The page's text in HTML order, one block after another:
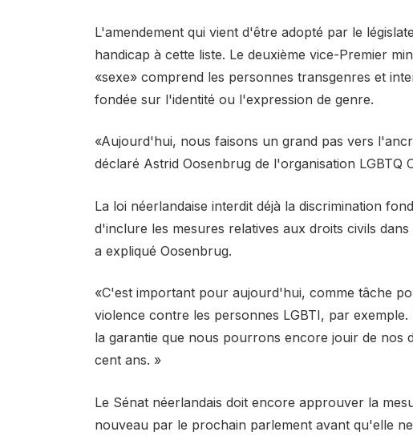
L'amendement qui vient d'être adopté par le
handicap à cette liste. Le deuxième vice-Premier
«sexe» comprend les personnes transgenres et
fondée sur l'identité ou l'expression de genre.
«Aujourd'hui, nous faisons un grand pas vers
déclaré Astrid Oosenbrug de l'organisation LGBTQ
La loi néerlandaise interdit déjà la discrimination
d'inclure les mesures relatives aux droits civils
a expliqué Oosenbrug.
«C'est important pour aujourd'hui, comme tâche
violence contre les personnes LGBTI, par
la garantie que nous pourrons encore jouir de nos
cent ans. »
Le Sénat néerlandais doit encore approuver la
nouveau par le prochain parlement avant qu'elle